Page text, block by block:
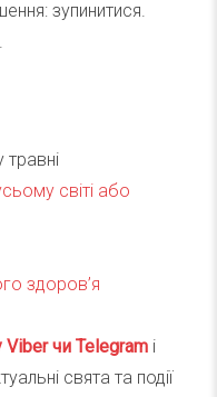
зупинитися.
травні
світі або
здоров’я
Viber чи Telegram і
свята та події